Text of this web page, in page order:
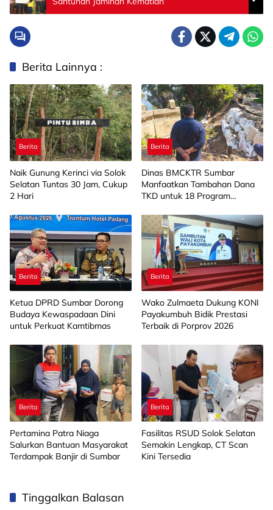
Berita Lainnya :
Berita
Naik Gunung Kerinci via Solok
Selatan Tuntas 30 Jam, Cukup
2 Hari
Berita
Dinas BMCKTR Sumbar
Manfaatkan Tambahan Dana
TKD untuk 18 Program
Berita
Ketua DPRD Sumbar Dorong
Budaya Kewaspadaan Dini
untuk Perkuat Kamtibmas
Berita
Wako Zulmaeta Dukung KONI
Payakumbuh Bidik Prestasi
Terbaik di Porprov 2026
Berita
Pertamina Patra Niaga
Salurkan Bantuan Masyarakat
Terdampak Banjir di Sumbar
Berita
Fasilitas RSUD Solok Selatan
Semakin Lengkap, CT Scan
Kini Tersedia
Tinggalkan Balasan